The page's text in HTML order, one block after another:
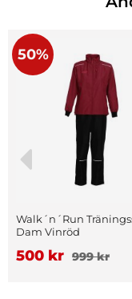
50%
Walk´n´Run
Dam Vinröd
500 kr 999 kr